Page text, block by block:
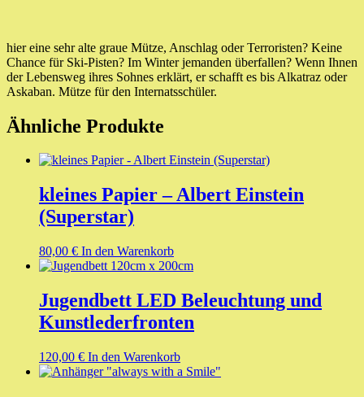
hier eine sehr alte graue Mütze, Anschlag oder Terroristen? Keine
Chance für Ski-Pisten? Im Winter jemanden überfallen? Wenn Ihnen
der Lebensweg ihres Sohnes erklärt, er schafft es bis Alkatraz oder
Askaban. Mütze für den Internatsschüler.
Ähnliche Produkte
kleines Papier – Albert Einstein
(Superstar)
80,00 € In den Warenkorb
Jugendbett LED Beleuchtung und
Kunstlederfronten
120,00 € In den Warenkorb